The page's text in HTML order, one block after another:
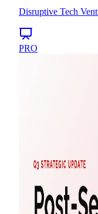
Disruptive Tech
PRO